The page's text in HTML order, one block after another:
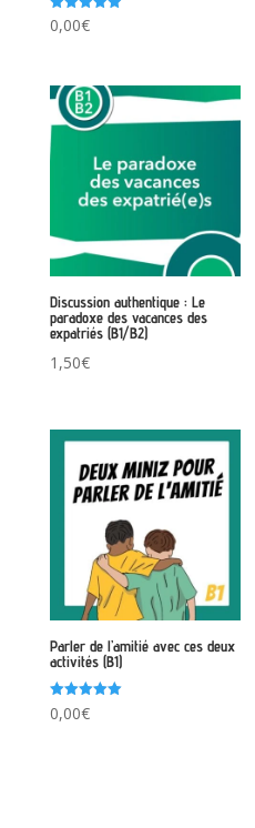
Note
5.00
0,00€
Discussion authentique : Le
paradoxe des vacances des
expatriés (B1/B2)
1,50€
Parler de l’amitié avec ces deux
activités (B1)
Note
5.00
0,00€